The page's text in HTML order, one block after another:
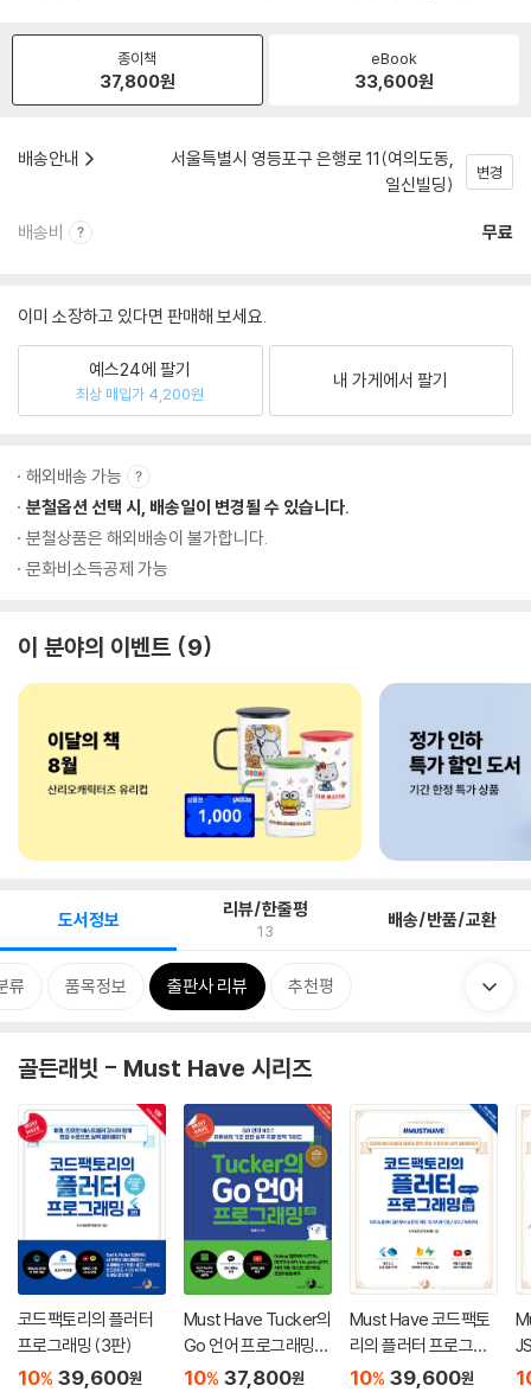
종이책
37,800원
eBook
33,600원
배송안내
서울특별시 영등포구 은행로 11(여의도동,
일신빌딩)
변경
배송비 무료
이미 소장하고 있다면 판매해 보세요.
예스24에 팔기
최상 매입가 4,200원
내 가게에서 팔기
해외배송 가능
분철옵션 선택 시, 배송일이 변경될 수 있습니다.
분철상품은 해외배송이 불가합니다.
문화비소득공제 가능
이 분야의 이벤트 9
도서정보 리뷰/한줄평
13 배송/반품/교환
류 품목정보 출판사 리뷰 추천평
골든래빗 - Must Have 시리즈
코드팩토리의 플러터
프로그래밍 (3판)
10% 39,600원
Must Have Tucker의
Go 언어 프로그래밍
(2판)
10% 37,800원
Must Have 코드팩토
리의 플러터 프로그래
밍 (2판)
10% 39,600원